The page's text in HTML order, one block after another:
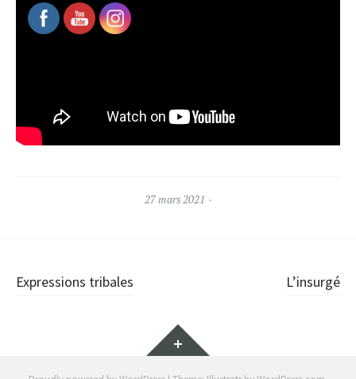
27 mars 2021
Post
Expressions tribales L’insurgé
Widgets